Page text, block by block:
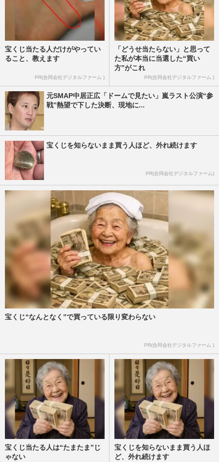
宝くじ当たる人だけがやってい
ること、教えます
PR(合同会社デジタルファーム )
「どうせ当たらない」と思って
た私が本当に当選した“買い
方”がこれ
PR(合同会社デジタルファーム )
元SMAP中居正広「ドームで見たい」嵐ラスト公演“参
戦”熱望で下した決断、現地に...
宝くじを知らないまま買う人ほど、外れ続けます
PR(合同会社デジタルファーム)
宝くじ“なんとなく”で買っている限り変わらない
PR(合同会社デジタルファーム )
宝くじ当たる人は“たまたま”じ
ゃない
宝くじを知らないまま買う人ほ
ど、外れ続けます